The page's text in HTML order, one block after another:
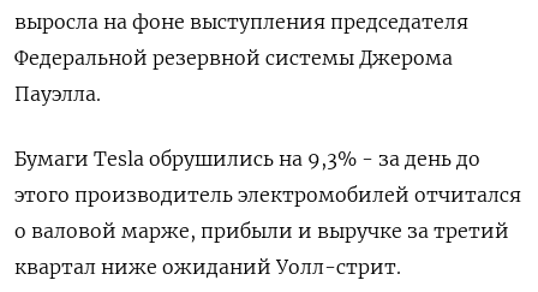
выросла на фоне выступления председателя
Федеральной резервной системы Джерома
Пауэлла.
Бумаги Tesla обрушились на 9,3% - за день до
этого производитель электромобилей отчитался
о валовой марже, прибыли и выручке за третий
квартал ниже ожиданий Уолл-стрит.